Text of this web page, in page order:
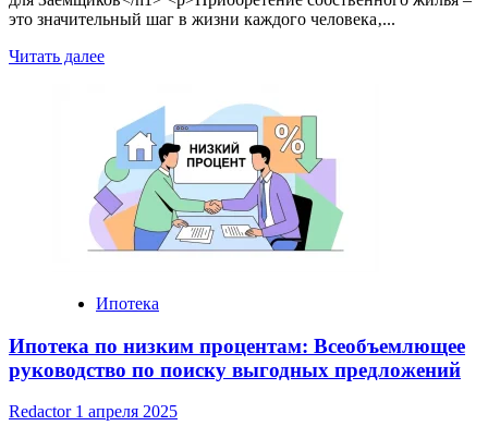
это значительный шаг в жизни каждого человека‚...
Читать далееRead
Ипотека
МДМ
Банке
Челябинска:
Полное
Руководство
для
Ипотека
Ипотека по низким процентам: Всеобъемлющее
руководство по поиску выгодных предложений
Redactor 1 апреля 2025